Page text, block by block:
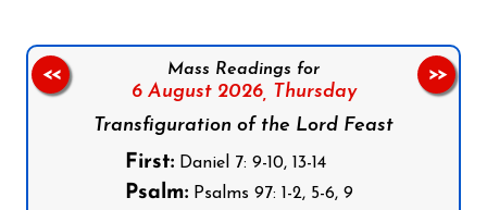
Mass Readings for
6 August 2026,
Thursday
Transfiguration of the Lord Feast
First:Daniel 7: 9-10, 13-14
Psalm:Psalms 97: 1-2, 5-6, 9
<< >>